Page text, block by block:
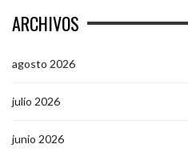
ARCHIVOS
agosto 2026
julio 2026
junio 2026